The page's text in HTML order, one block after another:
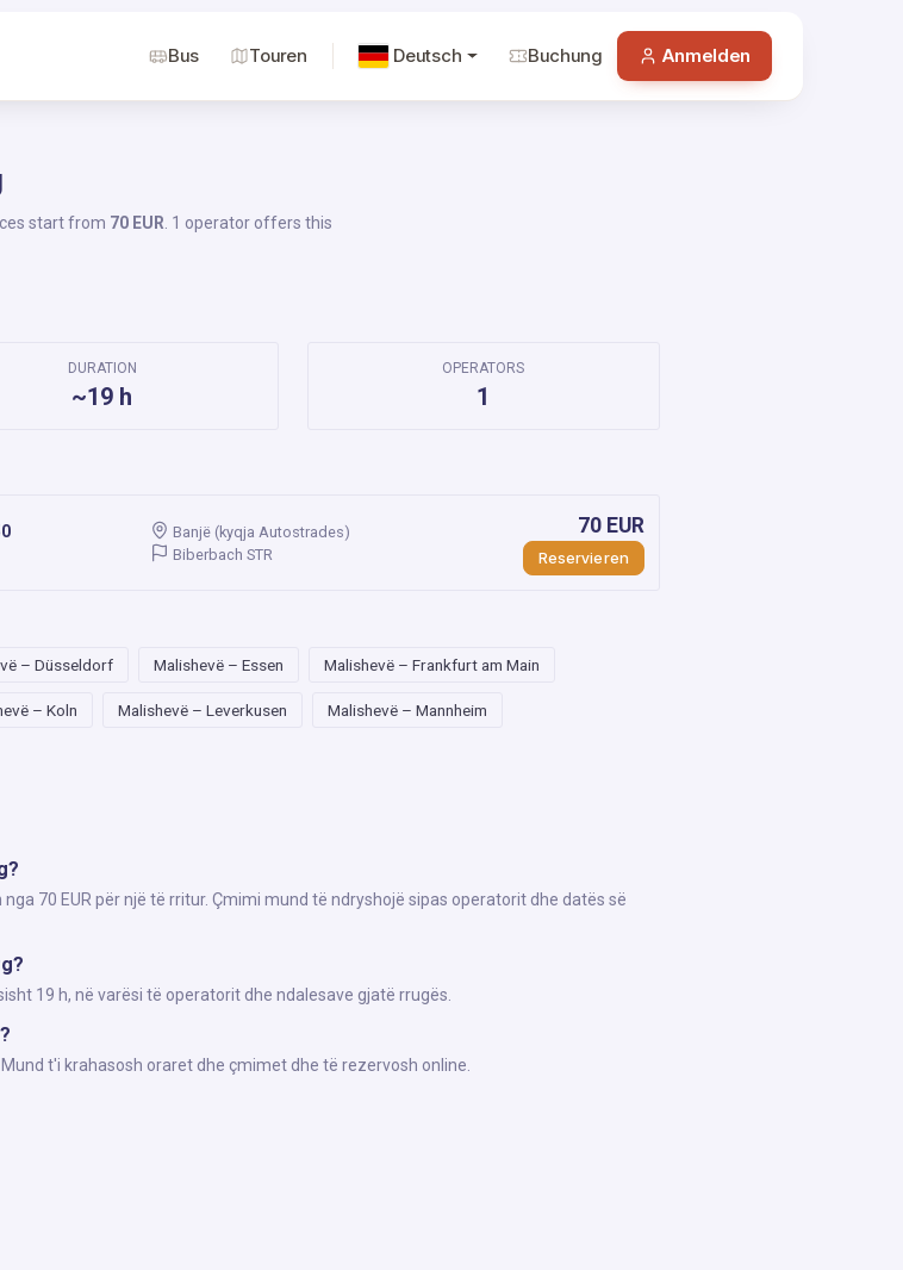
Bus Touren Deutsch Buchung Anmelden
start from 70 EUR . 1 operator offers this
DURATION
~19 h
OPERATORS
1
Banjë (kyqja Autostrades)
Biberbach STR
70 EUR
Reservieren
– Düsseldorf Malishevë – Essen Malishevë – Frankfurt am Main
– Koln Malishevë – Leverkusen Malishevë – Mannheim
70 EUR për një të rritur. Çmimi mund të ndryshojë sipas operatorit dhe datës së
19 h, në varësi të operatorit dhe ndalesave gjatë rrugës.
t'i krahasosh oraret dhe çmimet dhe të rezervosh online.